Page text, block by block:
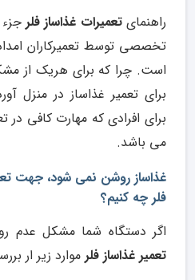
راهنمایتعمیرات غذاساز فلر
تخصصی توسط تعمیرکاران
است. چرا که برای هریک از
برای تعمیر غذاساز در
برای افرادی که مهارت کافی در
می باشد.
غذاساز روشن نمی شود، جهت
فلر چه کنیم؟
اگر دستگاه شما مشکل عدم
تعمیر غذاساز فلر موارد زیر ار